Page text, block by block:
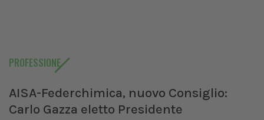
PROFESSIONE
AISA-Federchimica, nuovo Consiglio:
Carlo Gazza eletto Presidente